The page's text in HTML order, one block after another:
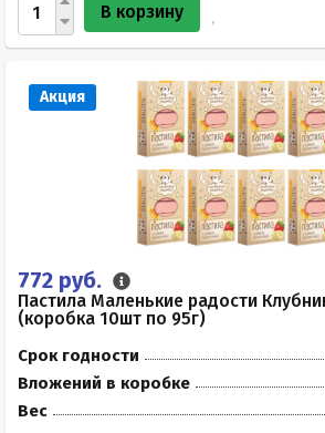
В корзину
Акция
772 руб.
Пастила Маленькие радости
(коробка 10шт по 95г)
Срок годности
Вложений в коробке
Вес